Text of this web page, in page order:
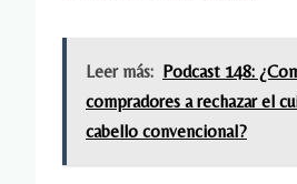
Leer más: Podcast 148:
compradores a rechazar el
cabello convencional?